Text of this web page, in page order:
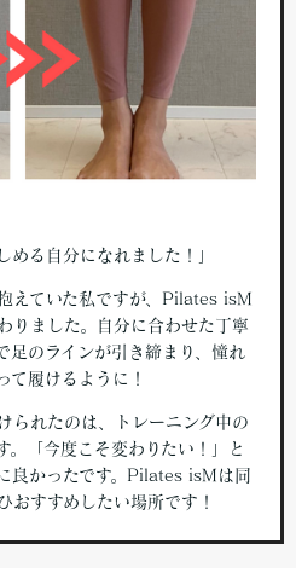
める自分になれました！」
えていた私ですが、Pilates isM
りました。自分に合わせた丁寧
足のラインが引き締まり、憧れ
て履けるように！
られたのは、トレーニング中の
。「今度こそ変わりたい！」と
良かったです。Pilates isMは同
おすすめしたい場所です！